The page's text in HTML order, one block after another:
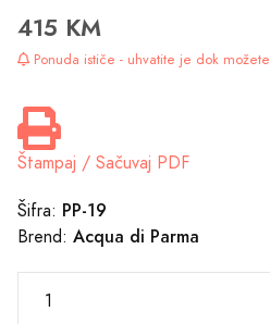
415 KM
Ponuda ističe - uhvatite je dok možete
Štampaj / Sačuvaj PDF
Šifra: PP-19
Brend: Acqua di Parma